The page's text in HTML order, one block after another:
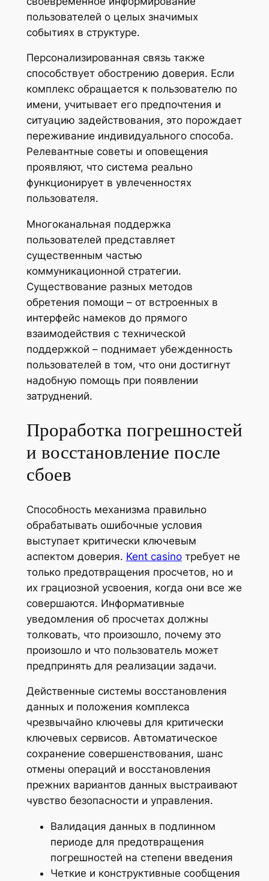
пользователей о целых значимых
событиях в структуре.
Персонализированная связь также
способствует обострению доверия. Если
комплекс обращается к пользователю по
имени, учитывает его предпочтения и
ситуацию задействования, это порождает
переживание индивидуального способа.
Релевантные советы и оповещения
проявляют, что система реально
функционирует в увлеченностях
пользователя.
Многоканальная поддержка
пользователей представляет
существенным частью
коммуникационной стратегии.
Существование разных методов
обретения помощи – от встроенных в
интерфейс намеков до прямого
взаимодействия с технической
поддержкой – поднимает убежденность
пользователей в том, что они достигнут
надобную помощь при появлении
затруднений.
Проработка погрешностей
и восстановление после
сбоев
Способность механизма правильно
обрабатывать ошибочные условия
выступает критически ключевым
аспектом доверия. Kent casinoтребует не
только предотвращения просчетов, но и
их грациозной усвоения, когда они все же
совершаются. Информативные
уведомления об просчетах должны
толковать, что произошло, почему это
произошло и что пользователь может
предпринять для реализации задачи.
Действенные системы восстановления
данных и положения комплекса
чрезвычайно ключевы для критически
ключевых сервисов. Автоматическое
сохранение совершенствования, шанс
отмены операций и восстановления
прежних вариантов данных выстраивают
чувство безопасности и управления.
Валидация данных в подлинном
периоде для предотвращения
погрешностей на степени введения
Четкие и конструктивные сообщения